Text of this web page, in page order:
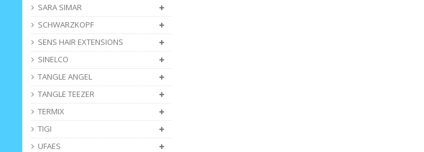
SARA SIMAR
SCHWARZKOPF
SENS HAIR EXTENSIONS
SINELCO
TANGLE ANGEL
TANGLE TEEZER
TERMIX
TIGI
UFAES